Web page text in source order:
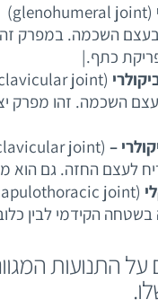
(glenohumeral joint)
השכמה. במפרק
כתף.|
(acromioclavicular joint)
השכמה. זהו מפרק
(sternoclavicular joint)
לעצם החזה. גם הוא
(scapulothoracic joint)
הקידמי לבין
התנועות